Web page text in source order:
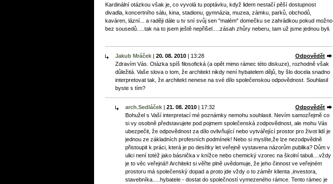
Kardinální otázkou však je, co vyvolá tu poptávku, když lidem nestačí pěší dostupnost
divadla, koncertního sálu, kina, stadionu, gymnázia, muzea, zámku, parků, obchodů,
kaváren, lázní... a raději dále u tv sní svůj sen "malém" domečku se zahrádkou pokud možno
bez sousedů.....tak na to jsem ještě nepřišel.....zásah zhůry neberu, tam už jsme jednou byli.
Jakub Mráček | 20. 08. 2010 | 13:28
Odpovědět
Zdravím Vás. Otázka spíš filosofická (a opět mimo rámec této diskuze), rozhodně však
důležitá. Vaše slova o tom, že architekt nikdy není hybatelem dějů, by šlo docela snadno
interpretovat tak, že architekt nenese na své dílo společenskou odpovědnost. Souhlasil
byste s tím?
arch.Sedláček | 21. 08. 2010 | 17:32
Odpovědět
Bohužel s Vaší interpretací mé poznámky nemohu souhlasit. Nevím samozřejmě co
si vy osobně představujete pod pojmem společenská zodpovědnost, ale mohu Vás
ubezpečit, že odpovědnost za dílo ovlivňující nebo vytvářející prostor pro život lidí je
jednou ze základních profesních podmínek! Nebo si myslíte,že lze nezodpvědně
přistoupit k práci, která je po desítky let veřejně vystavena názorům publika? Dům v
ulici není totéž jako básnička v knížce nebo chemický vzorec na školní tabuli....vždy
je to věc veřejná!! Architekt si věřte plně uvědomuje, že jeho činnost ve veřejném
prostoru má společenský dopad a proto jde vždy o to záměr klienta ,investora,
stavebníka.....hybatele - dostat do společností vymezeného rámce. Tento rámec je